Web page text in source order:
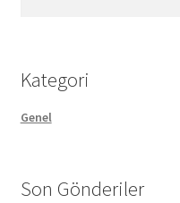
Kategori
Genel
Son Gönderiler